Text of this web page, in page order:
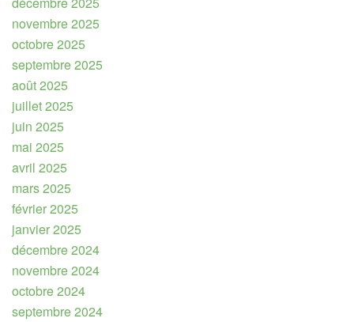
novembre 2025
octobre 2025
septembre 2025
août 2025
juillet 2025
juin 2025
mai 2025
avril 2025
mars 2025
février 2025
janvier 2025
décembre 2024
novembre 2024
octobre 2024
septembre 2024